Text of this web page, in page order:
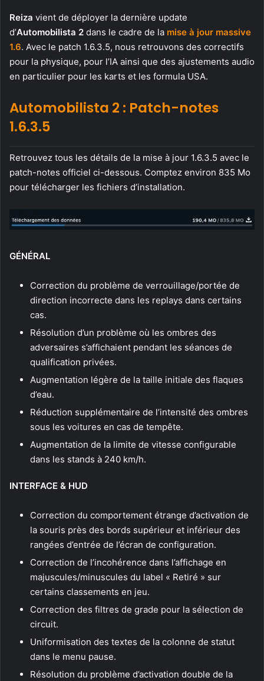
Reiza vient de déployer la dernière update
d’Automobilista 2 dans le cadre de la mise à jour massive
1.6. Avec le patch 1.6.3.5, nous retrouvons des correctifs
pour la physique, pour l’IA ainsi que des ajustements audio
en particulier pour les karts et les formula USA.
Automobilista 2 : Patch-notes
1.6.3.5
Retrouvez tous les détails de la mise à jour 1.6.3.5 avec le
patch-notes officiel ci-dessous. Comptez environ 835 Mo
pour télécharger les fichiers d’installation.
GÉNÉRAL
Correction du problème de verrouillage/portée de
direction incorrecte dans les replays dans certains
cas.
Résolution d’un problème où les ombres des
adversaires s’affichaient pendant les séances de
qualification privées.
Augmentation légère de la taille initiale des flaques
d’eau.
Réduction supplémentaire de l’intensité des ombres
sous les voitures en cas de tempête.
Augmentation de la limite de vitesse configurable
dans les stands à 240 km/h.
INTERFACE & HUD
Correction du comportement étrange d’activation de
la souris près des bords supérieur et inférieur des
rangées d’entrée de l’écran de configuration.
Correction de l’incohérence dans l’affichage en
majuscules/minuscules du label « Retiré » sur
certains classements en jeu.
Correction des filtres de grade pour la sélection de
circuit.
Uniformisation des textes de la colonne de statut
dans le menu pause.
Résolution du problème d’activation double de la